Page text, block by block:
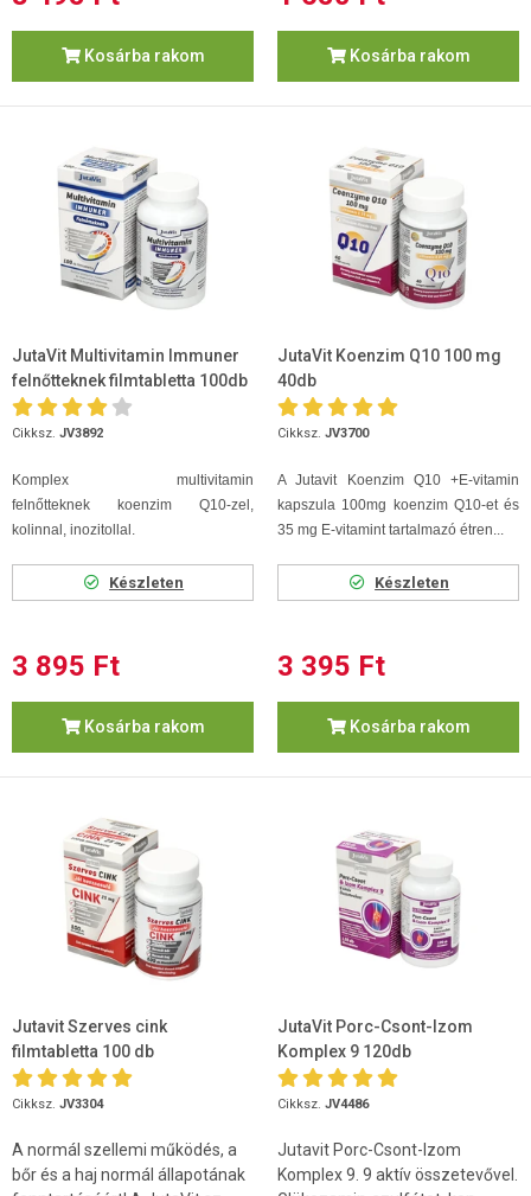
Kosárba rakom Kosárba rakom
JutaVit Multivitamin Immuner
felnőtteknek filmtabletta 100db
Cikksz. JV3892
Komplex multivitamin
felnőtteknek koenzim Q10-zel,
kolinnal, inozitollal.
Készleten
3 895 Ft
Kosárba rakom
JutaVit Koenzim Q10 100 mg
40db
Cikksz. JV3700
A Jutavit Koenzim Q10 +E-vitamin
kapszula 100mg koenzim Q10-et és
35 mg E-vitamint tartalmazó étren...
Készleten
3 395 Ft
Kosárba rakom
Jutavit Szerves cink
filmtabletta 100 db
Cikksz. JV3304
A normál szellemi működés, a
bőr és a haj normál állapotának
JutaVit Porc-Csont-Izom
Komplex 9 120db
Cikksz. JV4486
Jutavit Porc-Csont-Izom
Komplex 9. 9 aktív összetevővel.